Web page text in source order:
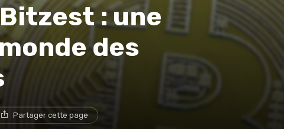
: une
des
Partager cette page